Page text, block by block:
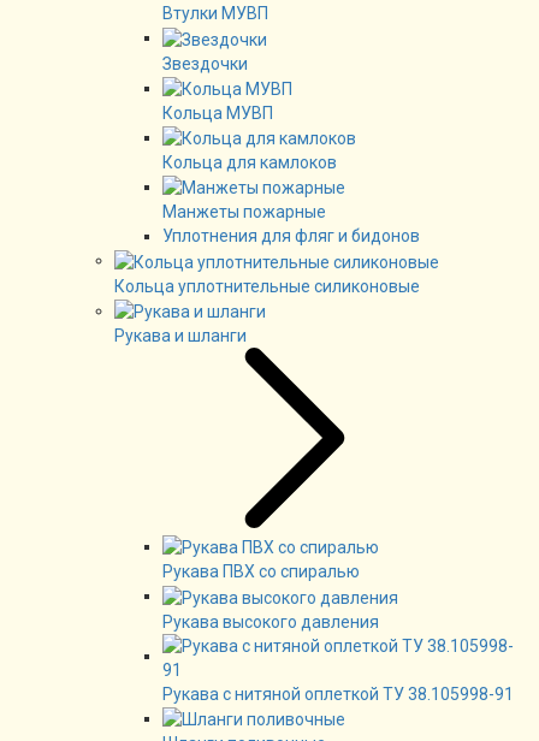
Втулки МУВП
Звездочки
Кольца МУВП
Кольца для камлоков
Манжеты пожарные
Уплотнения для фляг и бидонов
Кольца уплотнительные силиконовые
Рукава и шланги
Рукава ПВХ со спиралью
Рукава высокого давления
Рукава с нитяной оплеткой ТУ 38.105998-91